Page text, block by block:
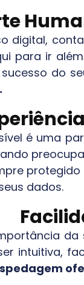
digital,
para ir
do
é uma
dados.
intuitiva,